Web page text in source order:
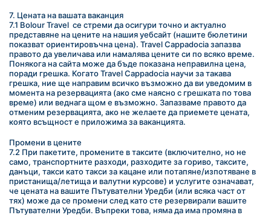
7. Цената на вашата ваканция
7.1 Bolour Travel  се стреми да осигури точно и актуално
представяне на цените на нашия уебсайт (нашите бюлетини
показват ориентировъчна цена). Travel Cappadocia запазва
правото да увеличава или намалява цените си по всяко време.
Понякога на сайта може да бъде показана неправилна цена,
поради грешка. Когато Travel Cappadocia научи за такава
грешка, ние ще направим всичко възможно да ви уведомим в
момента на резервацията (ако сме наясно с грешката по това
време) или веднага щом е възможно. Запазваме правото да
отменим резервацията, ако не желаете да приемете цената,
която всъщност е приложима за ваканцията.
Промени в цените
7.2 При пакетите, промените в таксите (включително, но не
само, транспортните разходи, разходите за гориво, таксите,
данъци, такси като такси за кацане или потапяне/изпотяване в
пристанища/летища и валутни курсове) и услугите означават,
че цената на вашите Пътувателни Уредби (или всяка част от
тях) може да се промени след като сте резервирали вашите
Пътувателни Уредби. Въпреки това, няма да има промяна в